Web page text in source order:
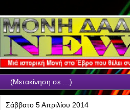
Σάββατο 5 Απριλίου 2014